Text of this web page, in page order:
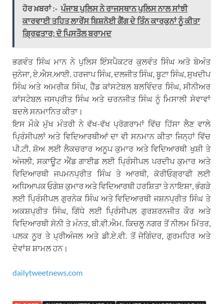
ਹੋਰ ਖ਼ਬਰਾਂ :- ਪੰਜਾਬ ਪੁਲਿਸ ਨੇ ਰਾਜਸਥਾਨ ਪੁਲਿਸ ਨਾਲ ਸਾਂਝੀ
ਕਾਰਵਾਈ ਤਹਿਤ ਲਾਰੇਂਸ ਬਿਸ਼ਨੋਈ ਗੈਂਗ ਦੇ ਤਿੰਨ ਕਾਰਕੁਨਾਂ ਨੂੰ ਕੀਤਾ
ਗ੍ਰਿਫਤਾਰ; ਦੋ ਪਿਸਤੌਲ ਬਰਾਮਦ
ਭਗਵੰਤ ਸਿੰਘ ਮਾਨ ਨੇ ਪੁਲਿਸ ਇੰਸਪੈਕਟਰ ਕੁਲਵੰਤ ਸਿੰਘ ਅਤੇ ਬੇਅੰਤ
ਜੁਨੇਜਾ, ਏ.ਐਸ.ਆਈ. ਹਰਜਾਪ ਸਿੰਘ, ਦਲਜੀਤ ਸਿੰਘ, ਬੂਟਾ ਸਿੰਘ, ਸੁਖਦੀਪ
ਸਿੰਘ ਅਤੇ ਅਮਰੀਕ ਸਿੰਘ, ਹੈੱਡ ਕਾਂਸਟੇਬਲ ਬਲਵਿੰਦਰ ਸਿੰਘ, ਸੀਨੀਅਰ
ਕਾਂਸਟੇਬਲ ਜਸਪ੍ਰੀਤ ਸਿੰਘ ਅਤੇ ਚਰਨਜੀਤ ਸਿੰਘ ਨੂੰ ਮਿਸਾਲੀ ਸੇਵਾਵਾਂ
ਬਦਲੇ ਸਨਮਾਨਿਤ ਕੀਤਾ।
ਇਸ ਮੌਕੇ ਮੁੱਖ ਮੰਤਰੀ ਨੇ ਵੱਖ-ਵੱਖ ਪ੍ਰੋਗਰਾਮਾਂ ਵਿੱਚ ਹਿੱਸਾ ਲੈਣ ਵਾਲੇ
ਪ੍ਰਿੰਸੀਪਲਾਂ ਅਤੇ ਵਿਦਿਆਰਥੀਆਂ ਦਾ ਵੀ ਸਨਮਾਨ ਕੀਤਾ ਜਿਨ੍ਹਾਂ ਵਿੱਚ
ਪੀ.ਟੀ. ਸ਼ੋਅ ਲਈ ਲੈਕਚਰਾਰ ਅਨੂਪ ਕੁਮਾਰ ਅਤੇ ਵਿਦਿਆਰਥੀ ਖੁਸ਼ੀ ਤੇ
ਅੰਜਲੀ, ਸਕਾਊਟ ਐਂਡ ਗਾਈਡ ਲਈ ਪ੍ਰਿੰਸੀਪਲ ਪਰਦੀਪ ਕੁਮਾਰ ਅਤੇ
ਵਿਦਿਆਰਥੀ ਜਪਮਨਪ੍ਰੀਤ ਸਿੰਘ ਤੇ ਆਰਥੀ, ਕੋਰੀਓਗ੍ਰਾਫੀ ਲਈ
ਅਧਿਆਪਕ ਓਗੇਸ਼ ਕੁਮਾਰ ਅਤੇ ਵਿਦਿਆਰਥੀ ਹਰਸ਼ਿਤਾ ਤੇ ਨਾਇਸ਼ਾ, ਭੰਗੜੇ
ਲਈ ਪ੍ਰਿੰਸੀਪਲ ਗੁਰਨੇਕ ਸਿੰਘ ਅਤੇ ਵਿਦਿਆਰਥੀ ਜਸ਼ਨਪ੍ਰੀਤ ਸਿੰਘ ਤੇ
ਅਕਸ਼ਪ੍ਰੀਤ ਸਿੰਘ, ਗਿੱਧੇ ਲਈ ਪ੍ਰਿੰਸੀਪਲ ਗੁਰਸ਼ਰਨਜੀਤ ਕੌਰ ਅਤੇ
ਵਿਦਿਆਰਥੀ ਸੋਨੀ ਤੇ ਮੰਨਤ, ਬੀ.ਵੀ.ਐਮ. ਕਿਚਲੂ ਨਗਰ ਤੋਂ ਨੀਲਮ ਮਿੱਤਰ,
ਪਲਕ ਨੂਰ ਤੇ ਪ੍ਰੀਅੰਜਲ ਅਤੇ ਡੀ.ਏ.ਵੀ. ਤੋਂ ਜੋਗਿੰਦਰ, ਗੁਰਮਹਿਰ ਅਤੇ
ਦੇਵਾਂਸ਼ ਸ਼ਾਮਲ ਹਨ।
dailytweetnews.com